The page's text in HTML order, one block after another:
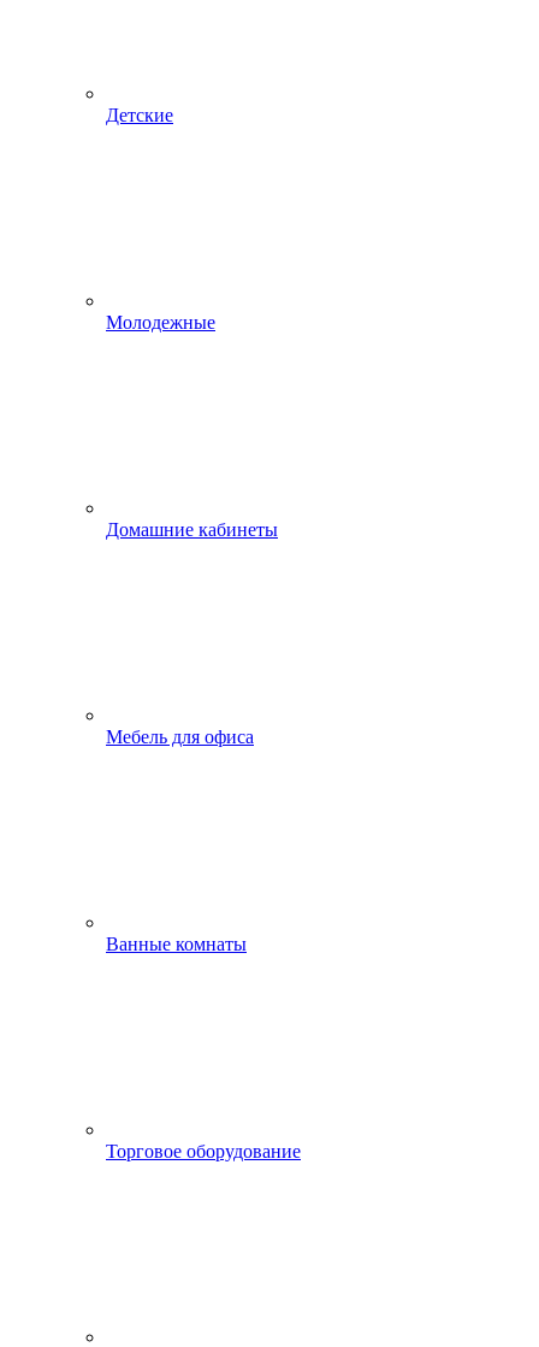
Детские
Молодежные
Домашние кабинеты
Мебель для офиса
Ванные комнаты
Торговое оборудование